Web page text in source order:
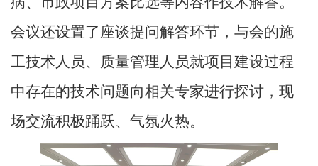
会议还设置了座谈提问解答环节， 与会的施
工技术人员、质量管理人员就项目建设过程
中存在的技术问题向相关专家进行探讨，现
场交流积极踊跃、气氛火热。